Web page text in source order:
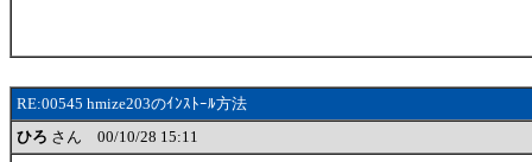
RE:00545 hmize203のｲﾝｽﾄｰﾙ方法
ひろ さん 00/10/28 15:11